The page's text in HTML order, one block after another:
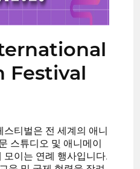
Festival
티벌은 전 세계의 애니
스튜디오 및 애니메이
이는 연례 행사입니다.